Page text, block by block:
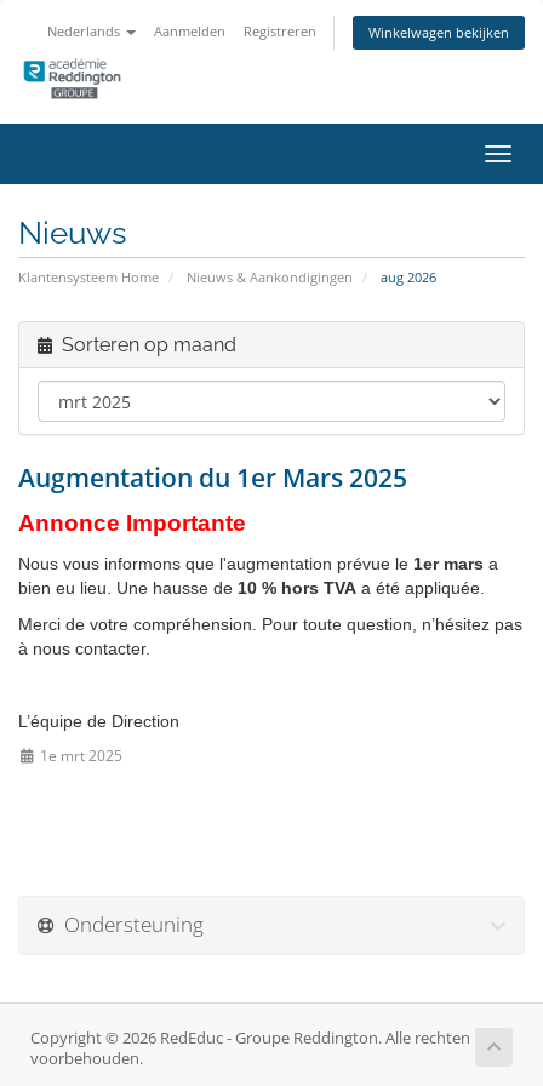
Nederlands Aanmelden Registreren Winkelwagen bekijken
in-/
Nieuws
Klantensysteem Home Nieuws & Aankondigingen aug 2026
Sorteren op maand
Augmentation du 1er Mars 2025
Annonce Importante
Nous vous informons que l'augmentation prévue le 1er mars a
bien eu lieu. Une hausse de 10 % hors TVA a été appliquée.
Merci de votre compréhension. Pour toute question, n’hésitez pas
à nous contacter.
L’équipe de Direction
1e mrt 2025
Ondersteuning
Copyright © 2026 RedEduc - Groupe Reddington. Alle rechten
voorbehouden.